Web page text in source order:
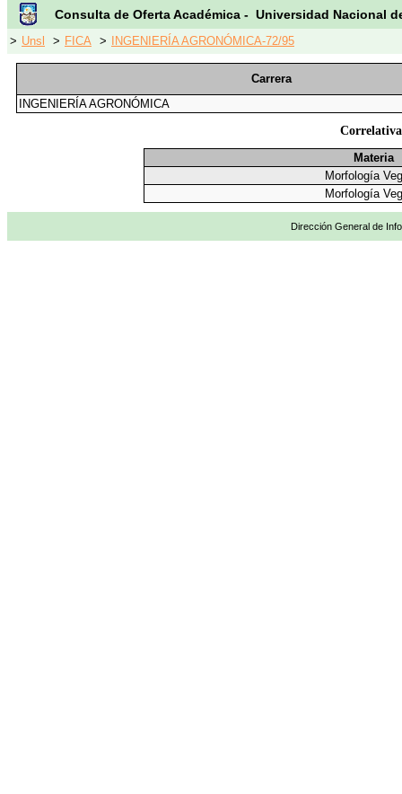
Consulta de Oferta Académica - Universidad Nacional
> Unsl > FICA > INGENIERÍA AGRONÓMICA-72/95
Carrera
INGENIERÍA AGRONÓMICA
Materia
Morfología
Morfología
Dirección General de